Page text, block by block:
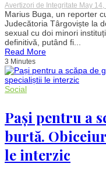
Avertizori de Integritate May
Marius Buga, un reporter
Judecătoria Târgoviște la
sexual cu doi minori
definitivă, putând fi...
Read More
3 Minutes
Social
Pași pentru a
burtă.
le interzic